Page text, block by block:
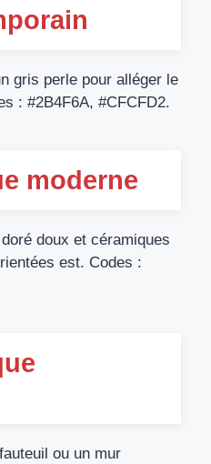
gris perle pour alléger le
: #2B4F6A, #CFCFD2.
moderne
doux et céramiques
est. Codes :
ou un mur